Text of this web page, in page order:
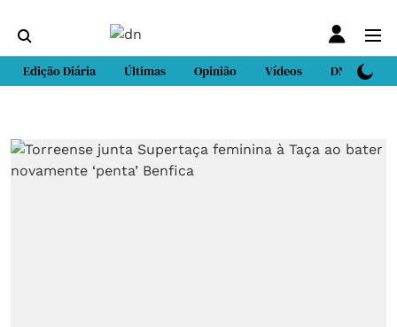
Edição Diária Últimas Opinião Vídeos DN Sport